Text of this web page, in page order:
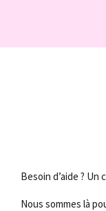
Besoin d’aide ?
Nous sommes là